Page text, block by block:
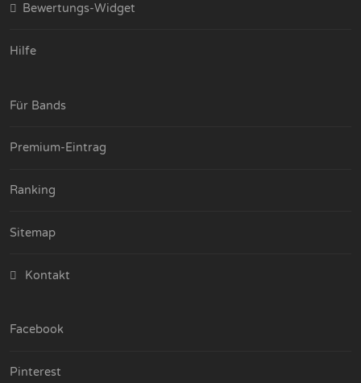
Bewertungs-Widget
Hilfe
Für Bands
Premium-Eintrag
Ranking
Sitemap
Kontakt
Facebook
Pinterest